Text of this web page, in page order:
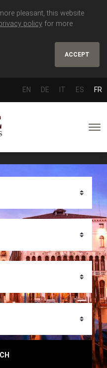
pleasant, this website
policy for more
ACCEPT
EN DE IT ES FR